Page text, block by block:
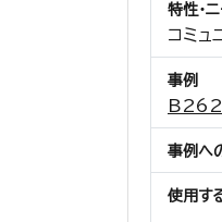
特性・
コミュ
事例
事例へ
使用す